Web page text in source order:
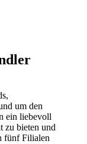
um den
ein liebevoll
zu bieten und
fünf Filialen